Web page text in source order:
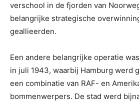
verschool in de fjorden van
belangrijke strategische
geallieerden.
Een andere belangrijke operatie
in juli 1943, waarbij Hamburg werd
een combinatie van RAF- en
bommenwerpers. De stad werd